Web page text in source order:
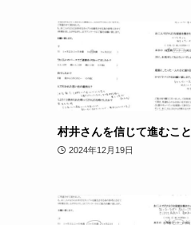
村井さんを信じて進むこと
2024年12月19日